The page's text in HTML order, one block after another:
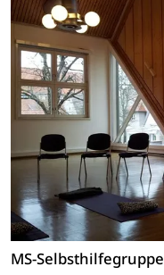
MS-Selbsthilfegruppe